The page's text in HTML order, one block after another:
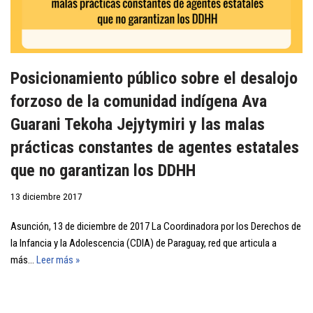
Posicionamiento público sobre el desalojo
forzoso de la comunidad indígena Ava
Guarani Tekoha Jejytymiri y las malas
prácticas constantes de agentes estatales
que no garantizan los DDHH
13 diciembre 2017
Asunción, 13 de diciembre de 2017 La Coordinadora por los Derechos de
la Infancia y la Adolescencia (CDIA) de Paraguay, red que articula a
más… Leer más »